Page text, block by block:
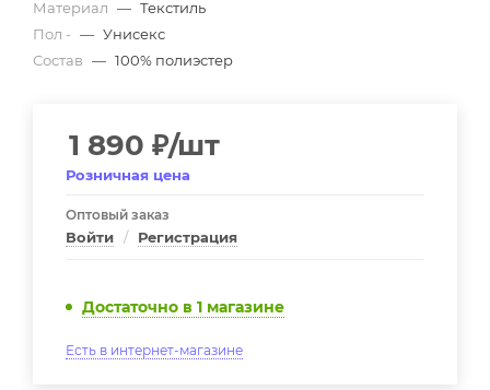
Материал — Текстиль
Пол - — Унисекс
Состав — 100% полиэстер
1 890 ₽/шт
Розничная цена
Оптовый заказ
Войти / Регистрация
Достаточно в 1 магазине
Есть в интернет-магазине